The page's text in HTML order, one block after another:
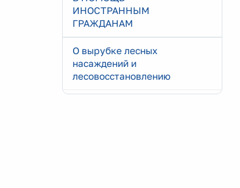
ИНОСТРАННЫМ
ГРАЖДАНАМ
О вырубке лесных
насаждений и
лесовосстановлению